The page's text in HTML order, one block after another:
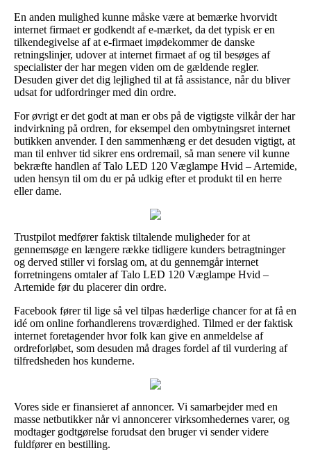
En anden mulighed kunne måske være at bemærke hvorvidt
internet firmaet er godkendt af e-mærket, da det typisk er en
tilkendegivelse af at e-firmaet imødekommer de danske
retningslinjer, udover at internet firmaet af og til besøges af
specialister der har megen viden om de gældende regler.
Desuden giver det dig lejlighed til at få assistance, når du bliver
udsat for udfordringer med din ordre.
For øvrigt er det godt at man er obs på de vigtigste vilkår der har
indvirkning på ordren, for eksempel den ombytningsret internet
butikken anvender. I den sammenhæng er det desuden vigtigt, at
man til enhver tid sikrer ens ordremail, så man senere vil kunne
bekræfte handlen af Talo LED 120 Væglampe Hvid – Artemide,
uden hensyn til om du er på udkig efter et produkt til en herre
eller dame.
Trustpilot medfører faktisk tiltalende muligheder for at
gennemsøge en længere række tidligere kunders betragtninger
og derved stiller vi forslag om, at du gennemgår internet
forretningens omtaler af Talo LED 120 Væglampe Hvid –
Artemide før du placerer din ordre.
Facebook fører til lige så vel tilpas hæderlige chancer for at få en
idé om online forhandlerens troværdighed. Tilmed er der faktisk
internet foretagender hvor folk kan give en anmeldelse af
ordreforløbet, som desuden må drages fordel af til vurdering af
tilfredsheden hos kunderne.
Vores side er finansieret af annoncer. Vi samarbejder med en
masse netbutikker når vi annoncerer virksomhedernes varer, og
modtager godtgørelse forudsat den bruger vi sender videre
fuldfører en bestilling.